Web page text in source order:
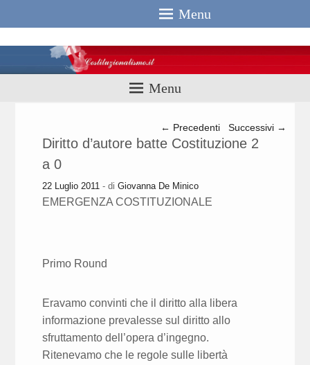
Menu
Menu
Navigazione articolo
← Precedenti Successivi →
Diritto d’autore batte Costituzione 2
a 0
22 Luglio 2011 - di Giovanna De Minico
EMERGENZA COSTITUZIONALE
Primo Round
Eravamo convinti che il diritto alla libera
informazione prevalesse sul diritto allo
sfruttamento dell’opera d’ingegno.
Ritenevamo che le regole sulle libertà